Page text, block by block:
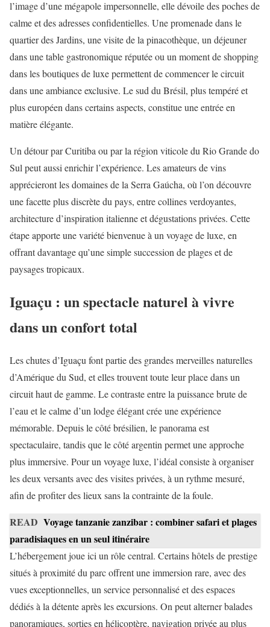
l’image d’une mégapole impersonnelle, elle dévoile des poches de
calme et des adresses confidentielles. Une promenade dans le
quartier des Jardins, une visite de la pinacothèque, un déjeuner
dans une table gastronomique réputée ou un moment de shopping
dans les boutiques de luxe permettent de commencer le circuit
dans une ambiance exclusive. Le sud du Brésil, plus tempéré et
plus européen dans certains aspects, constitue une entrée en
matière élégante.
Un détour par Curitiba ou par la région viticole du Rio Grande do
Sul peut aussi enrichir l’expérience. Les amateurs de vins
apprécieront les domaines de la Serra Gaúcha, où l’on découvre
une facette plus discrète du pays, entre collines verdoyantes,
architecture d’inspiration italienne et dégustations privées. Cette
étape apporte une variété bienvenue à un voyage de luxe, en
offrant davantage qu’une simple succession de plages et de
paysages tropicaux.
Iguaçu : un spectacle naturel à vivre
dans un confort total
Les chutes d’Iguaçu font partie des grandes merveilles naturelles
d’Amérique du Sud, et elles trouvent toute leur place dans un
circuit haut de gamme. Le contraste entre la puissance brute de
l’eau et le calme d’un lodge élégant crée une expérience
mémorable. Depuis le côté brésilien, le panorama est
spectaculaire, tandis que le côté argentin permet une approche
plus immersive. Pour un voyage luxe, l’idéal consiste à organiser
les deux versants avec des visites privées, à un rythme mesuré,
afin de profiter des lieux sans la contrainte de la foule.
READ Voyage tanzanie zanzibar : combiner safari et plages
paradisiaques en un seul itinéraire
L’hébergement joue ici un rôle central. Certains hôtels de prestige
situés à proximité du parc offrent une immersion rare, avec des
vues exceptionnelles, un service personnalisé et des espaces
dédiés à la détente après les excursions. On peut alterner balades
panoramiques, sorties en hélicoptère, navigation privée au plus